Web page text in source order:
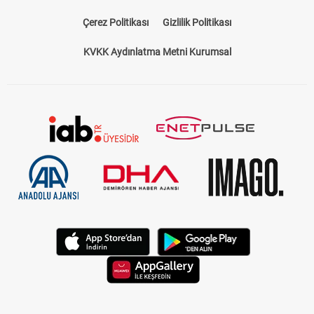
Çerez Politikası Gizlilik Politikası
KVKK Aydınlatma Metni Kurumsal